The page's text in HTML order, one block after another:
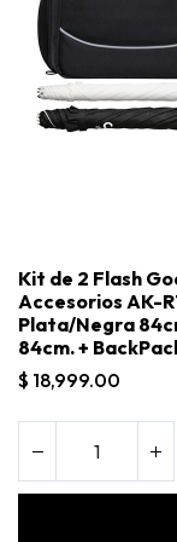
Kit de 2 Flash
Accesorios AK-
Plata/Negra
84cm. +
$ 18,999.00